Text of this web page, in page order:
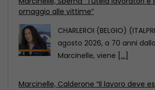
sicuro”
CHARLEROI (BELGIO)
ricorrenza del settantesimo
anniversario della tragedia